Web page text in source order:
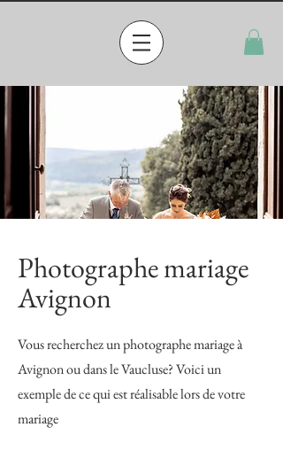
Photographe mariage
Avignon
Vous recherchez un photographe mariage à
Avignon ou dans le Vaucluse? Voici un
exemple de ce qui est réalisable lors de votre
mariage